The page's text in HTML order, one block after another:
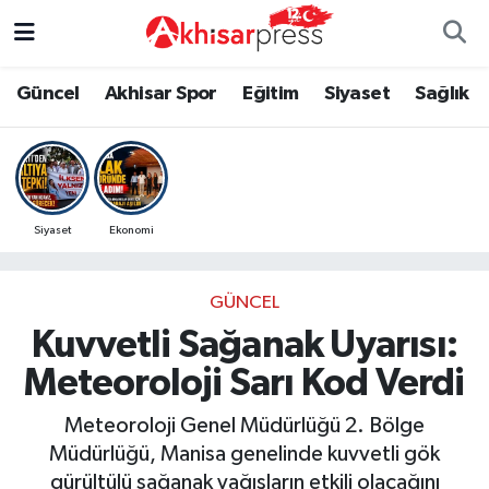
Güncel Akhisar Spor Eğitim Siyaset Sağlık
Siyaset Ekonomi
GÜNCEL
Kuvvetli Sağanak Uyarısı:
Meteoroloji Sarı Kod Verdi
Meteoroloji Genel Müdürlüğü 2. Bölge
Müdürlüğü, Manisa genelinde kuvvetli gök
gürültülü sağanak yağışların etkili olacağını
Güncel
Akhisar Spor
Eğitim
Ekonomi
Tarım-Gıda
Kültür-Sanat
Magazin
Kültür-Sanat
Duyurular
Röportaj
Dünya
Yaşam
Güncel
Eğitim
Siyaset
Ekonomi
Magazin
Kültür-Sanat
Manisa Nöbetçi Eczaneler
Manisa Hava Durumu
Manisa Namaz Vakitleri
Süper Lig Puan Durumu ve Fikstür
Tüm Manşetler
Son Dakika Haberleri
Haber Arşivi